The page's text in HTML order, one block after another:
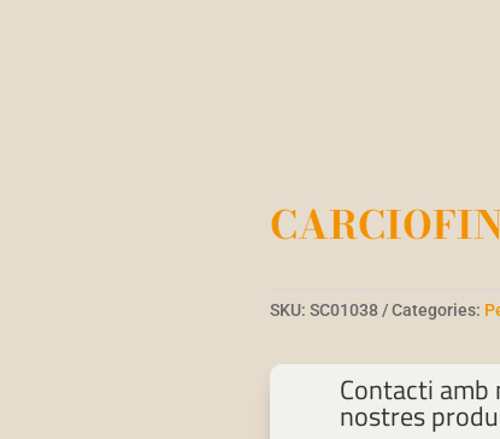
SKU:SC01038 Categories:
Contacti
nostres